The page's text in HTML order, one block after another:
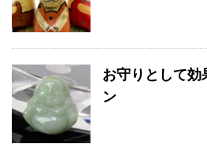
お守りとして効
ン